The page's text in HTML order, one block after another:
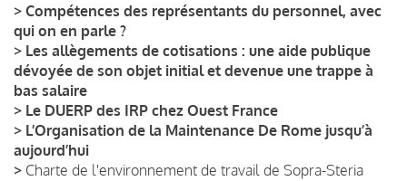
> Compétences des représentants du personnel, avec
qui on en parle ?
> Les allègements de cotisations : une aide publique
dévoyée de son objet initial et devenue une trappe à
bas salaire
> Le DUERP des IRP chez Ouest France
> L’Organisation de la Maintenance De Rome jusqu’à
aujourd’hui
> Charte de l'environnement de travail de Sopra-Steria